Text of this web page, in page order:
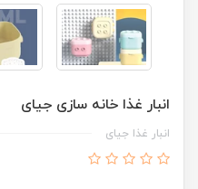
انبار غذا خانه سازی جیای
انبار غذا جیای